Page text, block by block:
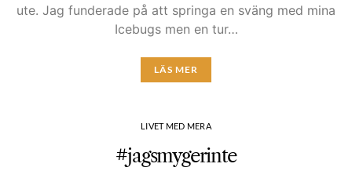
ute. Jag funderade på att springa en sväng med mina
Icebugs men en tur…
LÄS MER
LIVET MED MERA
#jagsmygerinte